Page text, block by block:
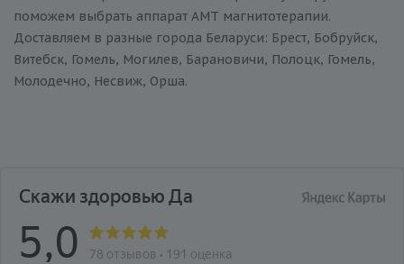
поможем выбрать аппарат АМТ магнитотерапии.
Доставляем в разные города Беларуси: Брест, Бобруйск,
Витебск, Гомель, Могилев, Барановичи, Полоцк, Гомель,
Молодечно, Несвиж, Орша.